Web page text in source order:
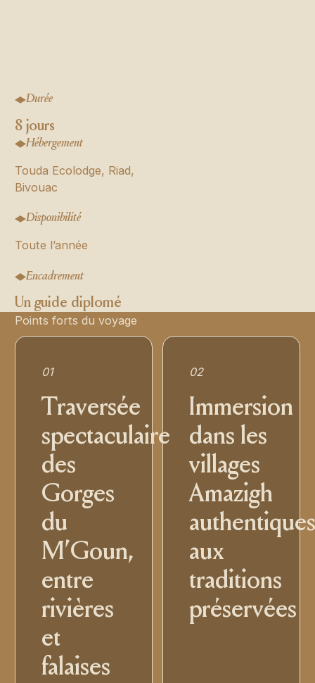
Durée
8 jours
Hébergement
Touda Ecolodge, Riad,
Bivouac
Disponibilité
Toute l’année
Encadrement
Un guide diplomé
Points forts du voyage
01
Traversée
spectaculaire
des
Gorges
du
M’Goun,
entre
rivières
et
falaises
02
Immersion
dans les
villages
Amazigh
aux
traditions
préservées